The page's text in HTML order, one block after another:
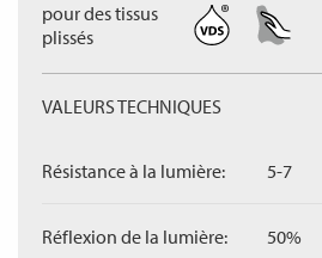
pour des tissus
plissés
VALEURS TECHNIQUES
Résistance à la lumière: 5-7
Réflexion de la lumière: 50%